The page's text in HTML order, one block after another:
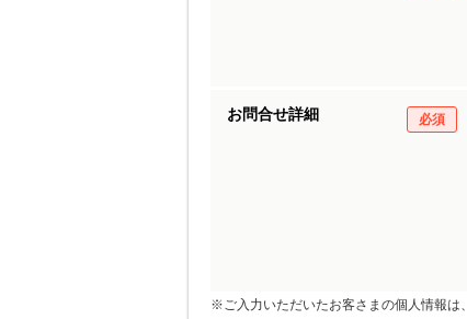
お問合せ詳細 必須
※ご入力いただいたお客さまの個人情報は、